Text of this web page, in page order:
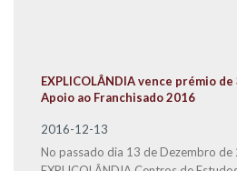
EXPLICOLÂNDIA vence prémio
Apoio ao Franchisado 2016
2016-12-13
No passado dia 13 de Dezembro de